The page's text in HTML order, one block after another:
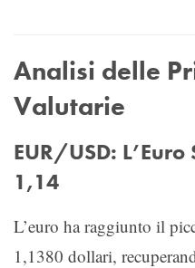
Analisi delle
Valutarie
EUR/USD:
1,14
L’euro ha raggiunto il
1,1380 dollari,